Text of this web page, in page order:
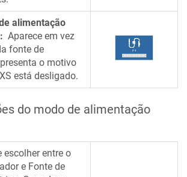
alimentação
Aparece em vez
fonte de
o motivo
está desligado.
do modo de alimentação
escolher entre o
e Fonte de